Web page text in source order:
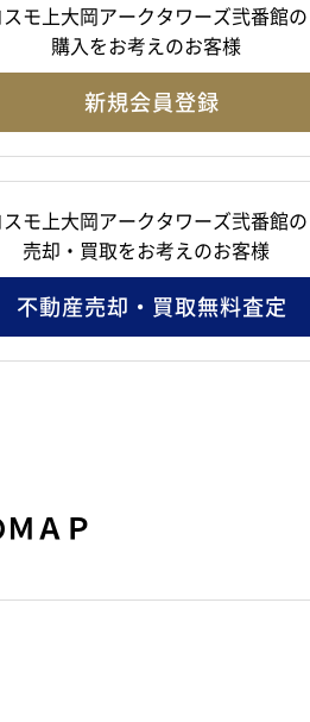
スモ上大岡アークタワーズ弐番館の
購入をお考えのお客様
新規会員登録
スモ上大岡アークタワーズ弐番館の
売却・買取をお考えのお客様
不動産売却・買取無料査定
ＡＰ